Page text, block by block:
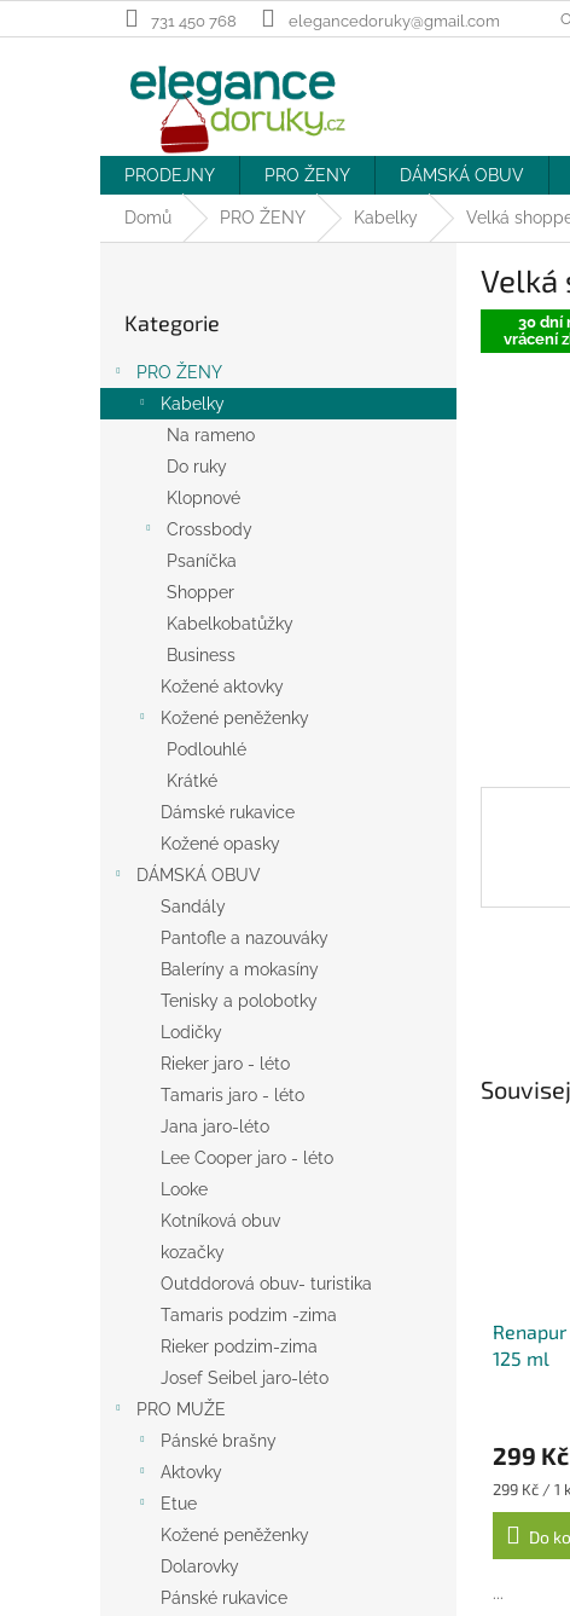
na
731 450 768 elegancedoruky@gmail.com
PRODEJNY PRO ŽENY DÁMSKÁ OBUV
Domů PRO ŽENY Kabelky Velká
a
n
kategorie
Kategorie
PRO ŽENY
Kabelky
Na rameno
Do ruky
Klopnové
Crossbody
Psaníčka
Shopper
Kabelkobatůžky
Business
Kožené aktovky
Kožené peněženky
Podlouhlé
Krátké
Dámské rukavice
Kožené opasky
DÁMSKÁ OBUV
Sandály
Pantofle a nazouváky
Baleríny a mokasíny
Tenisky a polobotky
Lodičky
Rieker jaro - léto
Tamaris jaro - léto
Jana jaro-léto
Lee Cooper jaro - léto
Looke
Kotníková obuv
kozačky
Outddorová obuv- turistika
Tamaris podzim -zima
Rieker podzim-zima
Josef Seibel jaro-léto
PRO MUŽE
Pánské brašny
Aktovky
Etue
Kožené peněženky
Dolarovky
Pánské rukavice
Velká
30 dní
vrácení
125 ml
299 Kč
Měrná
cena:
299 Kč / 1
Do
...